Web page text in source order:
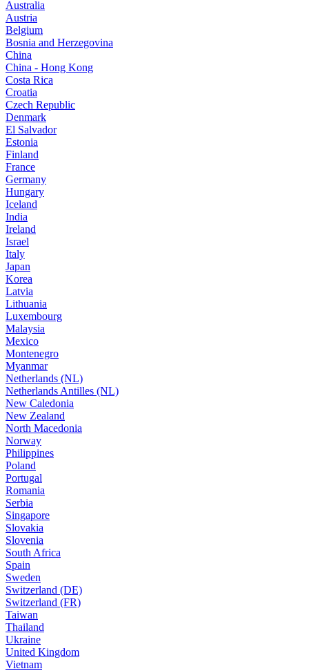
Australia
Austria
Belgium
Bosnia and Herzegovina
China
China - Hong Kong
Costa Rica
Croatia
Czech Republic
Denmark
El Salvador
Estonia
Finland
France
Germany
Hungary
Iceland
India
Ireland
Israel
Italy
Japan
Korea
Latvia
Lithuania
Luxembourg
Malaysia
Mexico
Montenegro
Myanmar
Netherlands (NL)
Netherlands Antilles (NL)
New Caledonia
New Zealand
North Macedonia
Norway
Philippines
Poland
Portugal
Romania
Serbia
Singapore
Slovakia
Slovenia
South Africa
Spain
Sweden
Switzerland (DE)
Switzerland (FR)
Taiwan
Thailand
Ukraine
United Kingdom
Vietnam